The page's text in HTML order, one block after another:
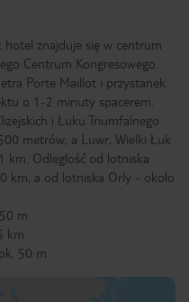
hotel znajduje się w centrum
Centrum Kongresowego.
Porte Maillot i przystanek
o 1-2 minuty spacerem.
i Łuku Triumfalnego
metrów, a Luwr, Wielki Łuk
km. Odległość od lotniska
km, a od lotniska Orly - około
m
km
50 m